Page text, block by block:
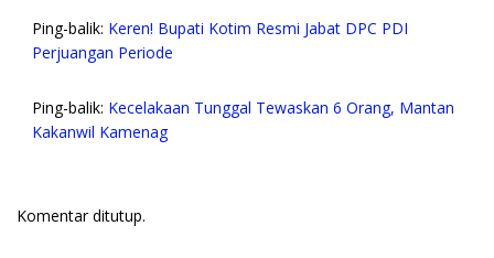
Ping-balik: Keren! Bupati Kotim Resmi Jabat DPC PDI
Perjuangan Periode
Ping-balik: Kecelakaan Tunggal Tewaskan 6 Orang, Mantan
Kakanwil Kamenag
Komentar ditutup.